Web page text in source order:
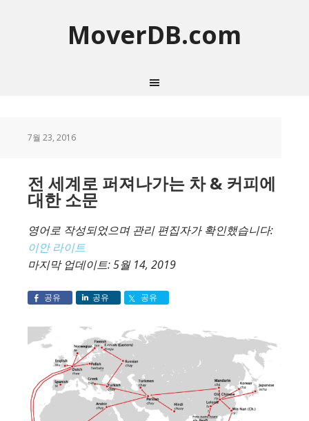
MoverDB.com
7월 23, 2016
전 세계로 퍼져나가는 차 & 커피에
대한 소문
영어로 작성되었으며 관리 편집자가 확인했습니다:
이안 라이트
마지막 업데이트:5월 14, 2019
공유 공유 공유